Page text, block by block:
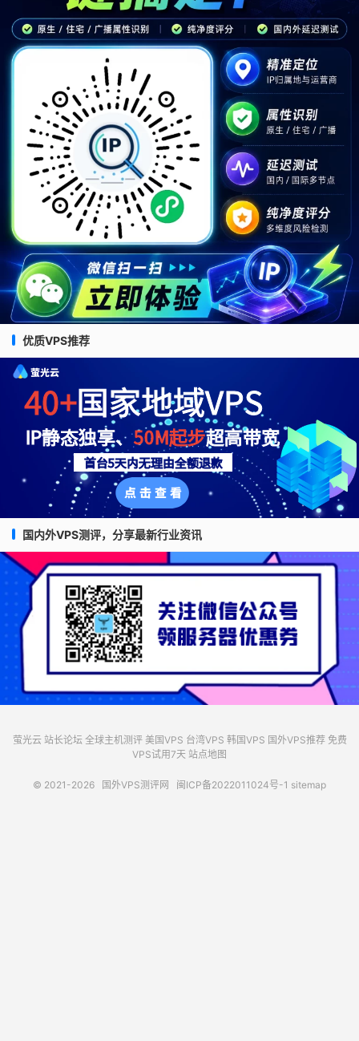
优质VPS推荐
国内外VPS测评，分享最新行业资讯
萤光云 站长论坛 全球主机测评 美国VPS 台湾VPS 韩国VPS 国外VPS推荐 免费
VPS试用7天 站点地图
© 2021-2026 国外VPS测评网 闽ICP备2022011024号-1 sitemap